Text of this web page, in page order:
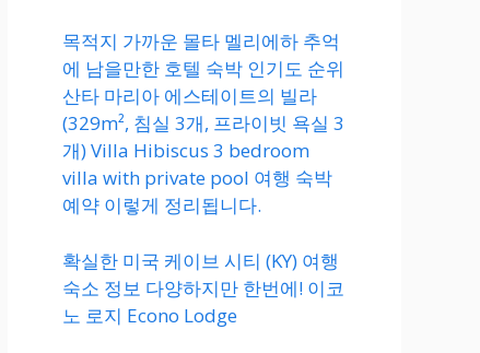
목적지 가까운 몰타 멜리에하 추억
에 남을만한 호텔 숙박 인기도 순위
산타 마리아 에스테이트의 빌라
(329m², 침실 3개, 프라이빗 욕실 3
개) Villa Hibiscus 3 bedroom
villa with private pool 여행 숙박
예약 이렇게 정리됩니다.
확실한 미국 케이브 시티 (KY) 여행
숙소 정보 다양하지만 한번에! 이코
노 로지 Econo Lodge